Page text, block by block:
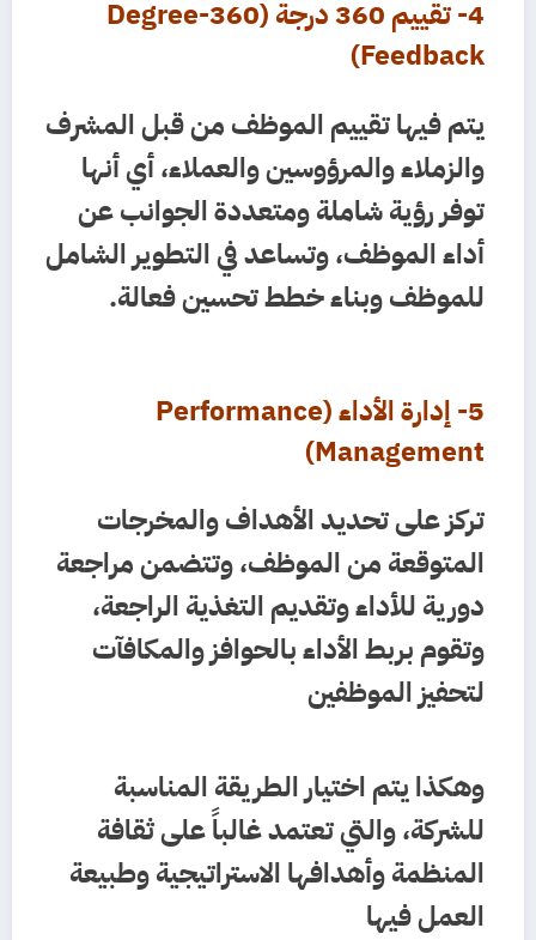
4- تقييم 360 درجة (360-Degree
Feedback)
يتم فيها تقييم الموظف من قبل المشرف
والزملاء والمرؤوسين والعملاء، أي أنها
توفر رؤية شاملة ومتعددة الجوانب عن
أداء الموظف، وتساعد في التطوير الشامل
للموظف وبناء خطط تحسين فعالة.
5- إدارة الأداء (Performance
Management)
تركز على تحديد الأهداف والمخرجات
المتوقعة من الموظف، وتتضمن مراجعة
دورية للأداء وتقديم التغذية الراجعة،
وتقوم بربط الأداء بالحوافز والمكافآت
لتحفيز الموظفين
وهكذا يتم اختيار الطريقة المناسبة
للشركة، والتي تعتمد غالباً على ثقافة
المنظمة وأهدافها الاستراتيجية وطبيعة
العمل فيها